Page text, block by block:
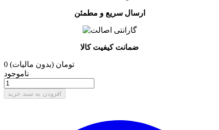
ارسال سریع و مطمئن
ضمانت کیفیت کالا
0 تومان (بدون مالیات)
ناموجود
افزودن به سبد خرید